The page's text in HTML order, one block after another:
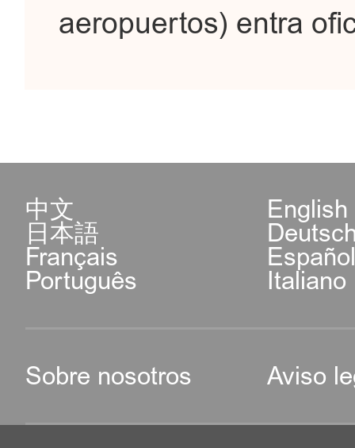
aeropuertos) entra
中文 English
日本語
Français
Português Italiano
Sobre nosotros Aviso